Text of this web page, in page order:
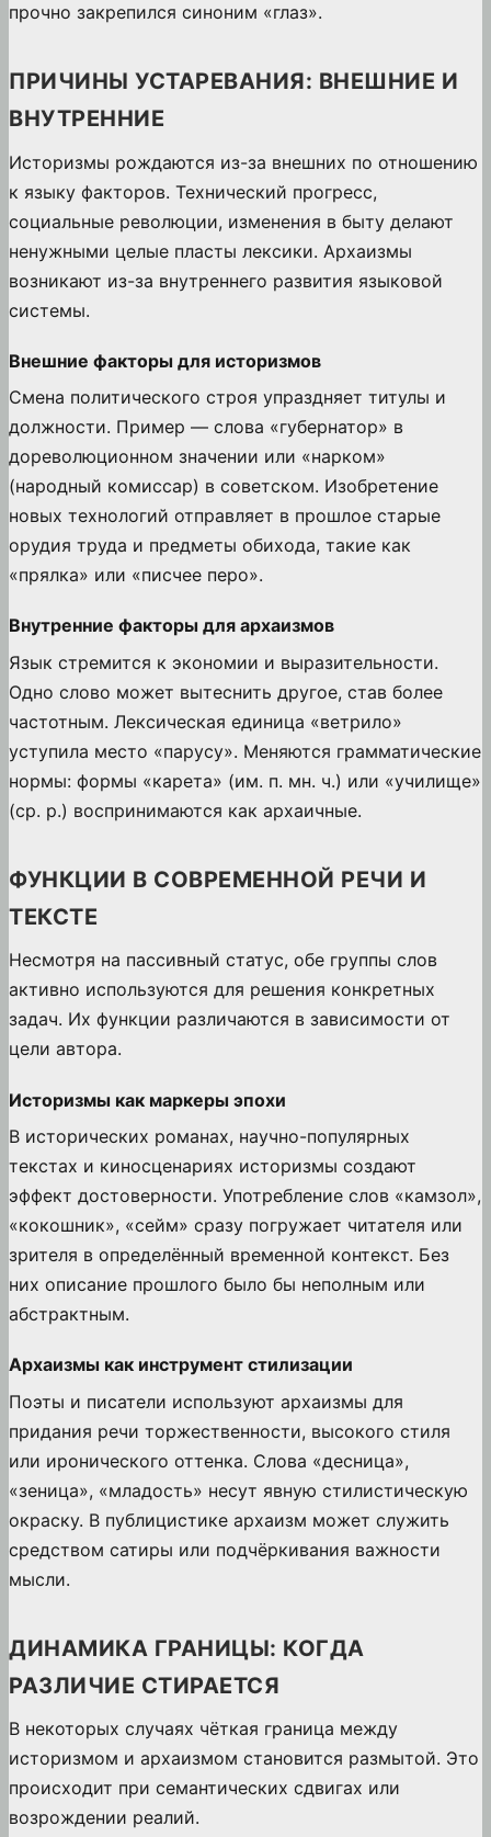
прочно закрепился синоним «глаз».
ПРИЧИНЫ УСТАРЕВАНИЯ: ВНЕШНИЕ И
ВНУТРЕННИЕ
Историзмы рождаются из-за внешних по отношению
к языку факторов. Технический прогресс,
социальные революции, изменения в быту делают
ненужными целые пласты лексики. Архаизмы
возникают из-за внутреннего развития языковой
системы.
Внешние факторы для историзмов
Смена политического строя упраздняет титулы и
должности. Пример — слова «губернатор» в
дореволюционном значении или «нарком»
(народный комиссар) в советском. Изобретение
новых технологий отправляет в прошлое старые
орудия труда и предметы обихода, такие как
«прялка» или «писчее перо».
Внутренние факторы для архаизмов
Язык стремится к экономии и выразительности.
Одно слово может вытеснить другое, став более
частотным. Лексическая единица «ветрило»
уступила место «парусу». Меняются грамматические
нормы: формы «карета» (им. п. мн. ч.) или «училище»
(ср. р.) воспринимаются как архаичные.
ФУНКЦИИ В СОВРЕМЕННОЙ РЕЧИ И
ТЕКСТЕ
Несмотря на пассивный статус, обе группы слов
активно используются для решения конкретных
задач. Их функции различаются в зависимости от
цели автора.
Историзмы как маркеры эпохи
В исторических романах, научно-популярных
текстах и киносценариях историзмы создают
эффект достоверности. Употребление слов «камзол»,
«кокошник», «сейм» сразу погружает читателя или
зрителя в определённый временной контекст. Без
них описание прошлого было бы неполным или
абстрактным.
Архаизмы как инструмент стилизации
Поэты и писатели используют архаизмы для
придания речи торжественности, высокого стиля
или иронического оттенка. Слова «десница»,
«зеница», «младость» несут явную стилистическую
окраску. В публицистике архаизм может служить
средством сатиры или подчёркивания важности
мысли.
ДИНАМИКА ГРАНИЦЫ: КОГДА
РАЗЛИЧИЕ СТИРАЕТСЯ
В некоторых случаях чёткая граница между
историзмом и архаизмом становится размытой. Это
происходит при семантических сдвигах или
возрождении реалий.